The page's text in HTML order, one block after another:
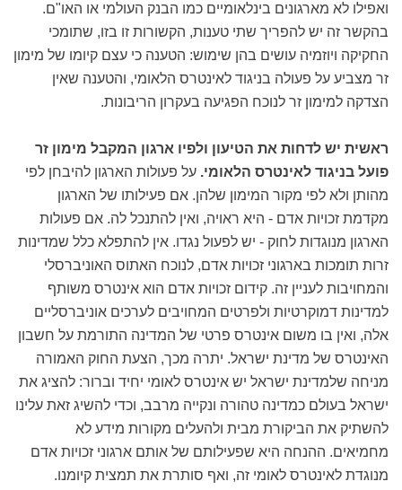
ואפילו לא מארגונים בינלאומיים כמו הבנק העולמי או האו"ם.
בהקשר זה יש להפריך שתי טענות, הקשורות זו בזו, שתומכי
החקיקה ויוזמיה עושים בהן שימוש: הטענה כי עצם קיומו של מימון
זר מצביע על פעולה בניגוד לאינטרס הלאומי, והטענה שאין
הצדקה למימון זר לנוכח הפגיעה בעקרון הריבונות.
ראשית יש לדחות את הטיעון ולפיו ארגון המקבל מימון זר
פועל בניגוד לאינטרס הלאומי. על פעולות הארגון להיבחן לפי
מהותן ולא לפי מקור המימון שלהן. אם פעילותו של הארגון
מקדמת זכויות אדם - היא ראויה, ואין להתנכל לה. אם פעולות
הארגון מנוגדות לחוק - יש לפעול נגדו. אין להתפלא כלל שמדינות
זרות תומכות בארגוני זכויות אדם, לנוכח האתוס האוניברסלי
והמחויבות לעניין זה. קידום זכויות אדם הוא אינטרס משותף
למדינות דמוקרטיות ולפרטים המחויבים לערכים אוניברסליים
אלה, ואין בו משום אינטרס פרטי של המדינה התורמת על חשבון
האינטרס של מדינת ישראל. יתרה מכך, הצעת החוק האמורה
מניחה שלמדינת ישראל יש אינטרס לאומי יחיד וברור: להציג את
ישראל בעולם כמדינה טהורה ונקייה מרבב, וכדי להשיג זאת עלינו
להשתיק את הביקורת מבית ולהעלים מקורות מידע לא
מחמיאים. ההנחה היא שפעילותם של אותם ארגוני זכויות אדם
מנוגדת לאינטרס לאומי זה, ואף סותרת את תמצית קיומנו.